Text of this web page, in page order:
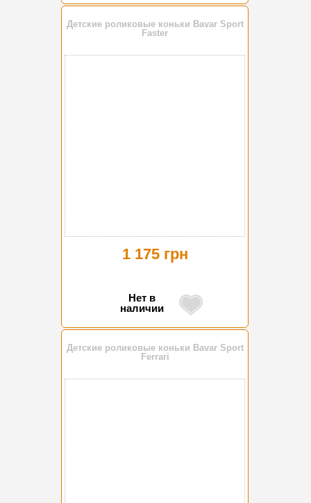
Детские роликовые коньки Bavar Sport
Faster
1 175 грн
Нет в
наличии
Детские роликовые коньки Bavar Sport
Ferrari